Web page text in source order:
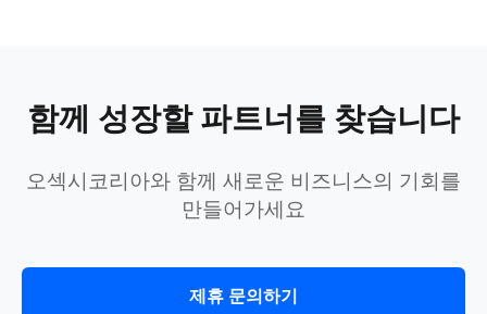
함께 성장할 파트너를 찾습니다
오섹시코리아와 함께 새로운 비즈니스의 기회를
만들어가세요
제휴 문의하기